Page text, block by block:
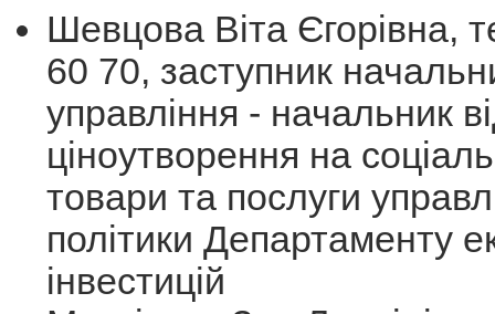
Шевцова Віта Єгорівна,
60 70, заступник
управління - начальник
ціноутворення на
товари та послуги
політики Департаменту
інвестицій